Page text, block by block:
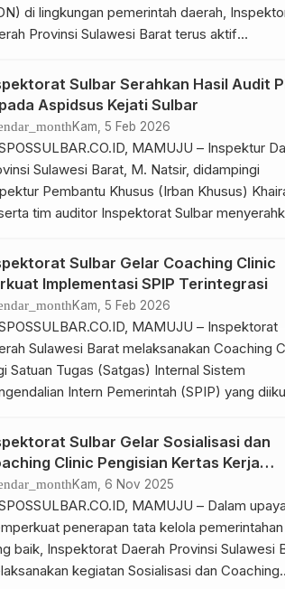
di lingkungan pemerintah daerah,
Provinsi Sulawesi Barat terus aktif
bersama pemerintah pusat. Melalui
(Irban) Wilayah Khusus, Inspektorat
kegiatan pembahasan permasalahan
penilaian Indeks Kepatuhan Belanja
Daerah yang dilaksanakan […]
Sulbar Serahkan Hasil Audit
Aspidsus Kejati Sulbar
Kam, 5 Feb 2026
MAMUJU – Inspektur
Sulawesi Barat, M. Natsir, didampingi
Pembantu Khusus (Irban Khusus)
tim auditor Inspektorat Sulbar
(PKKN) kepada Asisten Tindak Pidana
(Aspidsus) Kejaksaan Tinggi Sulawesi
Hatam, di Kantor Kejati Sulbar, Kamis, 5
2026. Penyerahan Laporan Hasil
Kerugian […]
Sulbar Gelar Coaching Clinic
Implementasi SPIP Terintegrasi
Kam, 5 Feb 2026
MAMUJU – Inspektorat
Sulawesi Barat melaksanakan Coaching
Satuan Tugas (Satgas) Internal Sistem
Intern Pemerintah (SPIP) yang
Inspektorat Sulawesi Barat, Selasa (3/2/
Coaching Clinic ini bertujuan untuk
pemahaman,
Pengendalian Intern Pemerintah (SPIP),
evidence dan
Sulbar Gelar Sosialisasi dan
Clinic Pengisian Kertas Kerja
Risiko
Kam, 6 Nov 2025
MAMUJU – Dalam upaya
penerapan tata kelola pemerintahan
baik, Inspektorat Daerah Provinsi Sulawesi
kegiatan Sosialisasi dan Coaching